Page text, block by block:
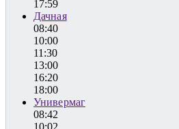
17:59
Дачная
08:40
10:00
11:30
13:00
16:20
18:00
Универмаг
08:42